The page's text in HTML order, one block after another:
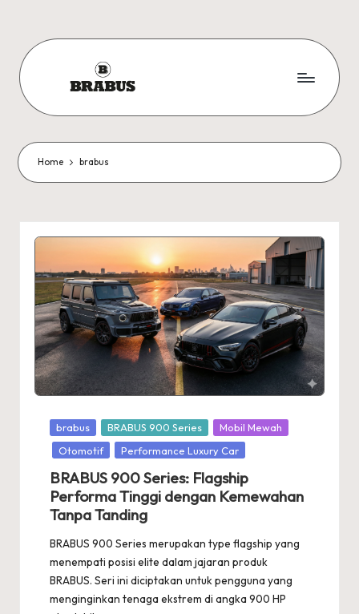
content
Home brabus
Posted
in
brabus BRABUS 900 Series
Mobil Mewah
Otomotif
Performance Luxury Car
BRABUS 900 Series: Flagship
Performa Tinggi dengan Kemewahan
Tanpa Tanding
BRABUS 900 Series merupakan type flagship yang
menempati posisi elite dalam jajaran produk
BRABUS. Seri ini diciptakan untuk pengguna yang
menginginkan tenaga ekstrem di angka 900 HP